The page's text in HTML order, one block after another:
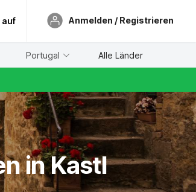
auf Anmelden / Registrieren
Portugal Alle Länder
in Kastl